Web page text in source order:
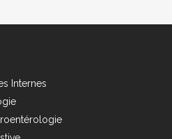
Internes